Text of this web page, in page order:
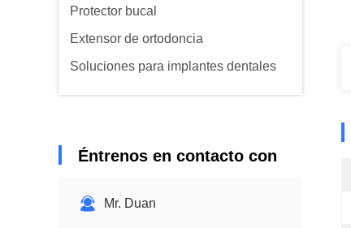
Protector bucal
Extensor de ortodoncia
Soluciones para implantes dentales
Éntrenos en contacto con
Mr. Duan